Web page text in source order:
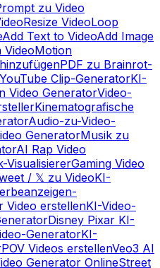
zu Video
Resize VideoLoop
Add Text to VideoAdd Image
VideoMotion
PDF zu Brainrot-
YouTube Clip-GeneratorKI-
Video GeneratorVideo-
Kinematografische
Audio-zu-Video-
GeneratorMusik zu
AI Rap Video
VisualisiererGaming Video
/ 𝕏 zu VideoKI-
Video erstellenKI-Video-
Disney Pixar KI-
GeneratorKI-
POV Videos erstellenVeo3 AI
Generator OnlineStreet